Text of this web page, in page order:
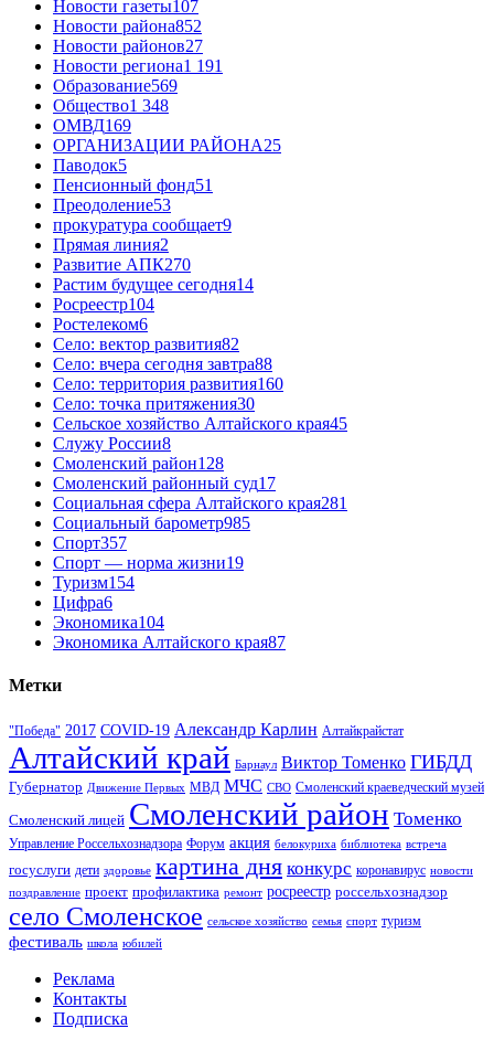
Новости газеты107
Новости района852
Новости районов27
Новости региона1 191
Образование569
Общество1 348
ОМВД169
ОРГАНИЗАЦИИ РАЙОНА25
Паводок5
Пенсионный фонд51
Преодоление53
прокуратура сообщает9
Прямая линия2
Развитие АПК270
Растим будущее сегодня14
Росреестр104
Ростелеком6
Село: вектор развития82
Село: вчера сегодня завтра88
Село: территория развития160
Село: точка притяжения30
Сельское хозяйство Алтайского края45
Служу России8
Смоленский район128
Смоленский районный суд17
Социальная сфера Алтайского края281
Социальный барометр985
Спорт357
Спорт — норма жизни19
Туризм154
Цифра6
Экономика104
Экономика Алтайского края87
Метки
"Победа" 2017 COVID-19 Александр Карлин Алтайкрайстат
Алтайский край Барнаул Виктор Томенко ГИБДД
Губернатор Движение Первых МВД МЧС СВО Смоленский краеведческий музей
Смоленский лицей Смоленский район Томенко
Управление Россельхознадзора Форум акция белокуриха библиотека встреча
госуслуги дети здоровье картина дня конкурс коронавирус новости
поздравление проект профилактика ремонт росреестр россельхознадзор
село Смоленское сельское хозяйство семья спорт туризм
фестиваль школа юбилей
Реклама
Контакты
Подписка